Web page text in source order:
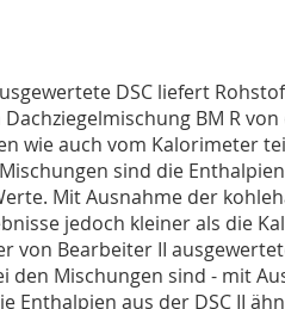
DSC liefert
BM R
wie auch vom Kalorimeter
sind die
Mit Ausnahme der
jedoch kleiner als die
von Bearbeiter II
den Mischungen sind - mit
Enthalpien aus der DSC II